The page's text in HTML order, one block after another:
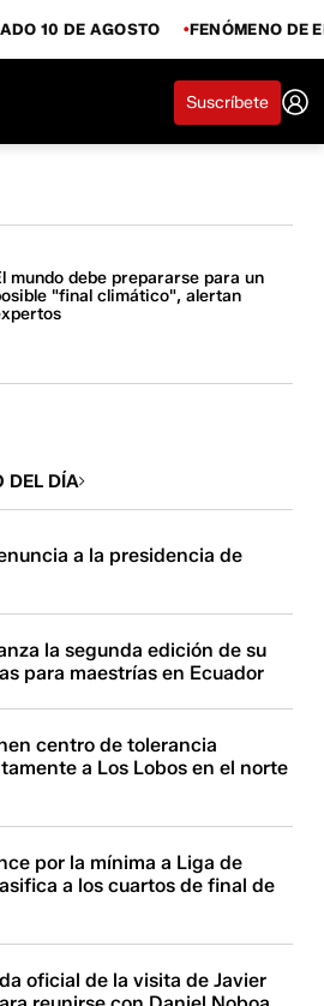
10 DE AGOSTO FENÓMENO DE
Suscríbete
mundo debe prepararse para un
"final climático", alertan
DEL DÍA
a la presidencia de
la segunda edición de su
para maestrías en Ecuador
centro de tolerancia
a Los Lobos en el norte
por la mínima a Liga de
a los cuartos de final de
oficial de la visita de Javier